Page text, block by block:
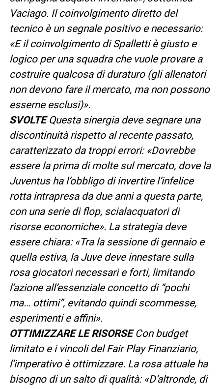
Vaciago. Il coinvolgimento diretto del
tecnico è un segnale positivo e necessario:
«E il coinvolgimento di Spalletti è giusto e
logico per una squadra che vuole provare a
costruire qualcosa di duraturo (gli allenatori
non devono fare il mercato, ma non possono
esserne esclusi)».
SVOLTEQuesta sinergia deve segnare una
discontinuità rispetto al recente passato,
caratterizzato da troppi errori: «Dovrebbe
essere la prima di molte sul mercato, dove la
Juventus ha l’obbligo di invertire l’infelice
rotta intrapresa da due anni a questa parte,
con una serie di flop, scialacquatori di
risorse economiche». La strategia deve
essere chiara: «Tra la sessione di gennaio e
quella estiva, la Juve deve innestare sulla
rosa giocatori necessari e forti, limitando
l’azione all’essenziale concetto di “pochi
ma… ottimi”, evitando quindi scommesse,
esperimenti e affini».
OTTIMIZZARE LE RISORSECon budget
limitato e i vincoli del Fair Play Finanziario,
l’imperativo è ottimizzare. La rosa attuale ha
bisogno di un salto di qualità: «D’altronde, di